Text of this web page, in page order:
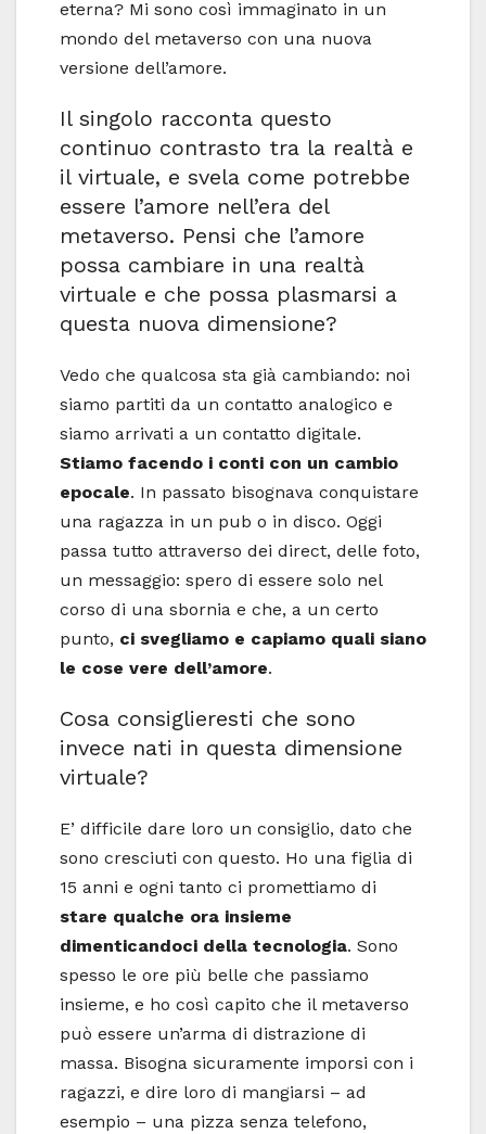
eterna? Mi sono così immaginato in un
mondo del metaverso con una nuova
versione dell’amore.
Il singolo racconta questo
continuo contrasto tra la realtà e
il virtuale, e svela come potrebbe
essere l’amore nell’era del
metaverso. Pensi che l’amore
possa cambiare in una realtà
virtuale e che possa plasmarsi a
questa nuova dimensione?
Vedo che qualcosa sta già cambiando: noi
siamo partiti da un contatto analogico e
siamo arrivati a un contatto digitale.
Stiamo facendo i conti con un cambio
epocale. In passato bisognava conquistare
una ragazza in un pub o in disco. Oggi
passa tutto attraverso dei direct, delle foto,
un messaggio: spero di essere solo nel
corso di una sbornia e che, a un certo
punto, ci svegliamo e capiamo quali siano
le cose vere dell’amore.
Cosa consiglieresti che sono
invece nati in questa dimensione
virtuale?
E’ difficile dare loro un consiglio, dato che
sono cresciuti con questo. Ho una figlia di
15 anni e ogni tanto ci promettiamo di
stare qualche ora insieme
dimenticandoci della tecnologia. Sono
spesso le ore più belle che passiamo
insieme, e ho così capito che il metaverso
può essere un’arma di distrazione di
massa. Bisogna sicuramente imporsi con i
ragazzi, e dire loro di mangiarsi – ad
esempio – una pizza senza telefono,